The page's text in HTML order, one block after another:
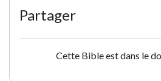
Partager
Cette Bible est dans le